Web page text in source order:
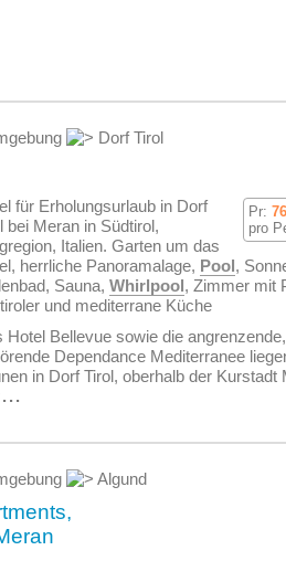
Dorf Tirol
Pr:
pro
für Erholungsurlaub in Dorf
bei Meran in Südtirol,
Italien. Garten um das
herrliche Panoramalage, Pool,
Sauna, Whirlpool, Zimmer mit
und mediterrane Küche
Hotel Bellevue sowie die
Dependance Mediterranee
in Dorf Tirol, oberhalb der Kurstadt
...
Algund